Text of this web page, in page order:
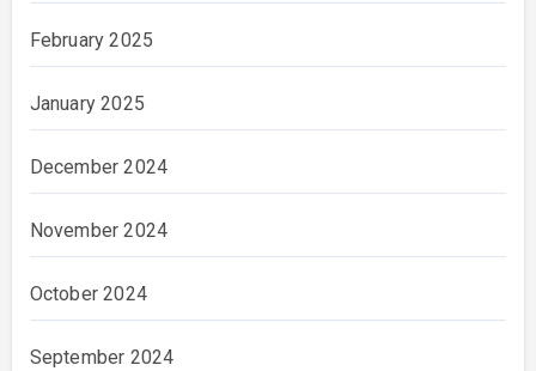
February 2025
January 2025
December 2024
November 2024
October 2024
September 2024